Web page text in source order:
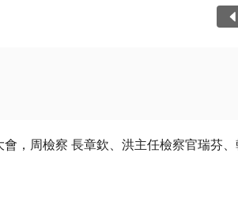
，周檢察 長章欽、洪主任檢察官瑞芬